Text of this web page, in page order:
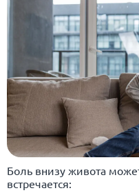
Боль внизу живота
встречается: